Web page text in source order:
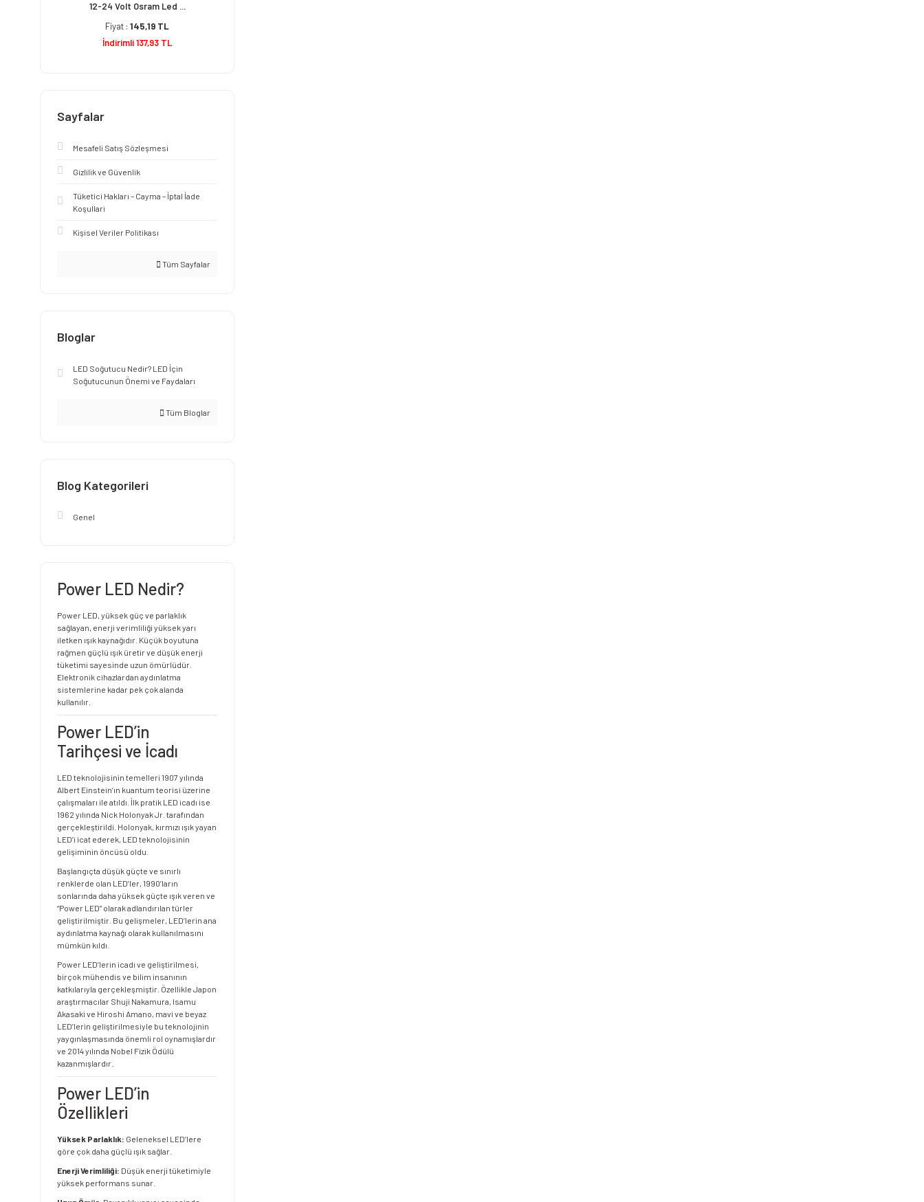
12-24 Volt Osram Led ...
Fiyat : 145,19 TL
İndirimli 137,93 TL
Sayfalar
Mesafeli Satış Sözleşmesi
Gizlilik ve Güvenlik
Tüketici Hakları – Cayma – İptal İade
Koşullari
Kişisel Veriler Politikası
Tüm Sayfalar
Bloglar
LED Soğutucu Nedir? LED İçin
Soğutucunun Önemi ve Faydaları
Tüm Bloglar
Blog Kategorileri
Genel
Power LED Nedir?
Power LED, yüksek güç ve parlaklık
sağlayan, enerji verimliliği yüksek yarı
iletken ışık kaynağıdır. Küçük boyutuna
rağmen güçlü ışık üretir ve düşük enerji
tüketimi sayesinde uzun ömürlüdür.
Elektronik cihazlardan aydınlatma
sistemlerine kadar pek çok alanda
kullanılır.
Power LED’in
Tarihçesi ve İcadı
LED teknolojisinin temelleri 1907 yılında
Albert Einstein’ın kuantum teorisi üzerine
çalışmaları ile atıldı. İlk pratik LED icadı ise
1962 yılında Nick Holonyak Jr. tarafından
gerçekleştirildi. Holonyak, kırmızı ışık yayan
LED’i icat ederek, LED teknolojisinin
gelişiminin öncüsü oldu.
Başlangıçta düşük güçte ve sınırlı
renklerde olan LED’ler, 1990’ların
sonlarında daha yüksek güçte ışık veren ve
“Power LED” olarak adlandırılan türler
geliştirilmiştir. Bu gelişmeler, LED’lerin ana
aydınlatma kaynağı olarak kullanılmasını
mümkün kıldı.
Power LED’lerin icadı ve geliştirilmesi,
birçok mühendis ve bilim insanının
katkılarıyla gerçekleşmiştir. Özellikle Japon
araştırmacılar Shuji Nakamura, Isamu
Akasaki ve Hiroshi Amano, mavi ve beyaz
LED’lerin geliştirilmesiyle bu teknolojinin
yaygınlaşmasında önemli rol oynamışlardır
ve 2014 yılında Nobel Fizik Ödülü
kazanmışlardır.
Power LED’in
Özellikleri
Yüksek Parlaklık: Geleneksel LED’lere
göre çok daha güçlü ışık sağlar.
Enerji Verimliliği: Düşük enerji tüketimiyle
yüksek performans sunar.